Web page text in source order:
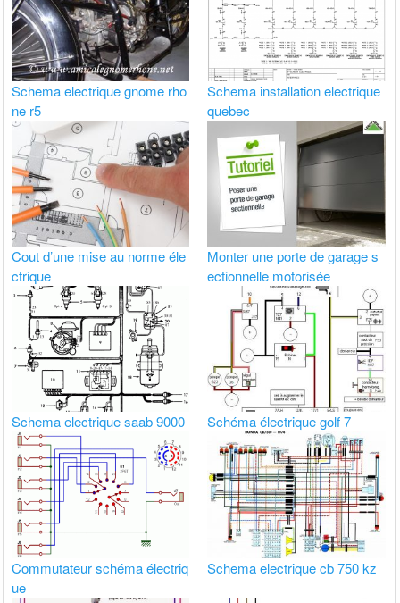
Schema electrique gnome rho
ne r5
Schema installation electrique
quebec
Cout d’une mise au norme éle
ctrique
Monter une porte de garage s
ectionnelle motorisée
Schema electrique saab 9000 Schéma électrique golf 7
Commutateur schéma électriq
ue
Schema electrique cb 750 kz